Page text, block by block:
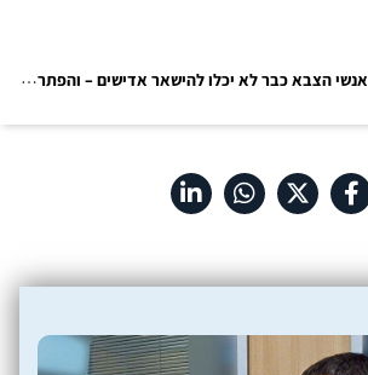
אנשי הצבא כבר לא יכלו להישאר אדישים – והפתרון אצל רה"מ